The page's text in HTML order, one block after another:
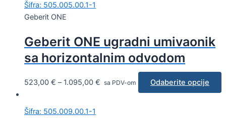
Šifra: 505.005.00.1-1
Geberit ONE
Geberit ONE ugradni umivaonik
sa horizontalnim odvodom
523,00 € – 1.095,00 € sa PDV-om Odaberite opcije
Šifra: 505.009.00.1-1